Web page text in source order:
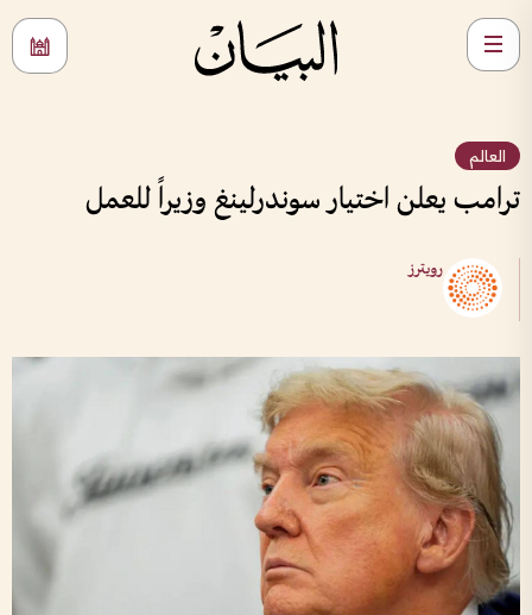
العالم
ترامب يعلن اختيار سوندرلينغ وزيراً للعمل
رويترز